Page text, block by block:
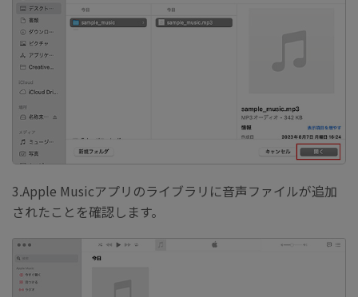
3.Apple Musicアプリのライブラリに音声ファイルが追加
されたことを確認します。